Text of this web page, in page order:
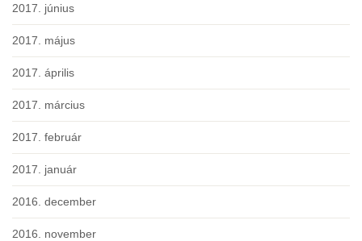
2017. június
2017. május
2017. április
2017. március
2017. február
2017. január
2016. december
2016. november